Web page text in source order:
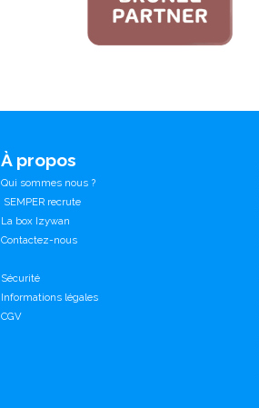
À propos
Qui sommes nous ?
SEMPER recrute
La box Izywan
Contactez-nous
Sécurité
Informations légales
CGV